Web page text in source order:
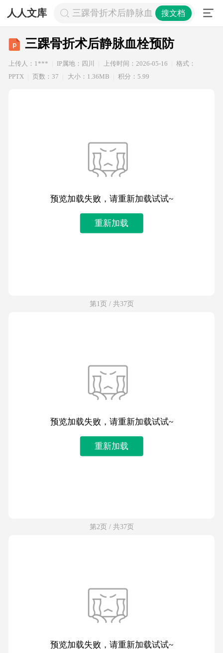
人人文库 三踝骨折术后静脉血栓预防
搜文档
三踝骨折术后静脉血栓预防
上传人：1*** IP属地：四川 上传时间：2026-05-16
格式：
PPTX
页数：37 大小：1.36MB 积分：5.99
预览加载失败，请重新加载试试~
重新加载
第1页 / 共37页
预览加载失败，请重新加载试试~
重新加载
第2页 / 共37页
预览加载失败，请重新加载试试~